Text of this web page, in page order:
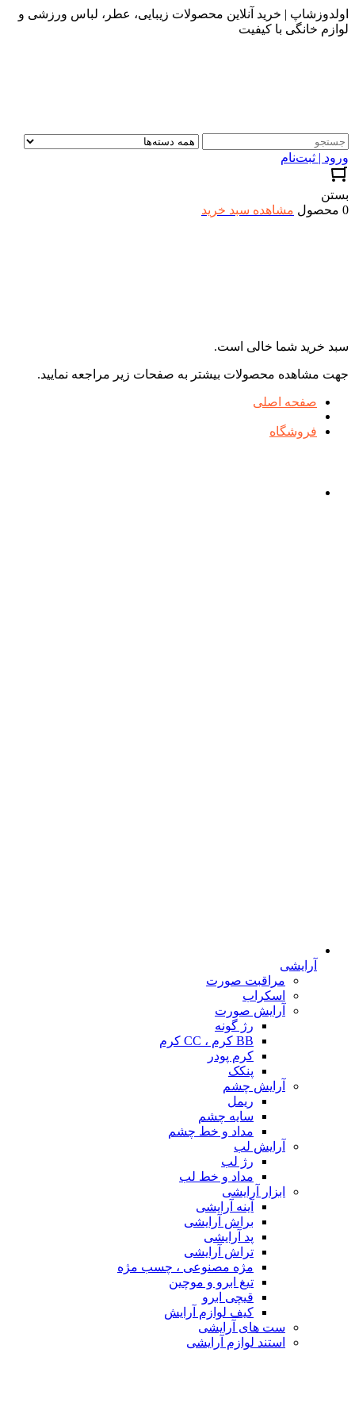
اولدوزشاپ | خرید آنلاین محصولات زیبایی، عطر، لباس ورزشی و
لوازم خانگی با کیفیت
ورود | ثبت‌نام
بستن
0 محصول
مشاهده سبد خرید
سبد خرید شما خالی است.
جهت مشاهده محصولات بیشتر به صفحات زیر مراجعه نمایید.
صفحه اصلی
فروشگاه
آرایشی
مراقبت صورت
اسکراب
آرایش صورت
رژ گونه
BB کرم ، CC کرم
کرم پودر
پنکک
آرایش چشم
ریمل
سایه چشم
مداد و خط چشم
آرایش لب
رژ لب
مداد و خط لب
ابزار آرایشی
آینه آرایشی
براش آرایشی
پد آرایشی
تراش آرایشی
مژه مصنوعی ، چسب مژه
تیغ ابرو و موچین
قیچی ابرو
کیف لوازم آرایش
ست های آرایشی
استند لوازم آرایشی